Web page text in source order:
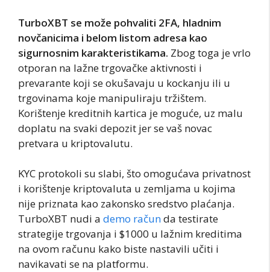
TurboXBT se može pohvaliti 2FA, hladnim
novčanicima i belom listom adresa kao
sigurnosnim karakteristikama. Zbog toga je vrlo
otporan na lažne trgovačke aktivnosti i
prevarante koji se okušavaju u kockanju ili u
trgovinama koje manipuliraju tržištem.
Korištenje kreditnih kartica je moguće, uz malu
doplatu na svaki depozit jer se vaš novac
pretvara u kriptovalutu.
KYC protokoli su slabi, što omogućava privatnost
i korištenje kriptovaluta u zemljama u kojima
nije priznata kao zakonsko sredstvo plaćanja.
TurboXBT nudi a demo računda testirate
strategije trgovanja i $1000 u lažnim kreditima
na ovom računu kako biste nastavili učiti i
navikavati se na platformu.